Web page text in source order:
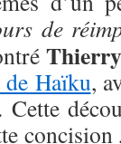
de
de Haïku,
Cette